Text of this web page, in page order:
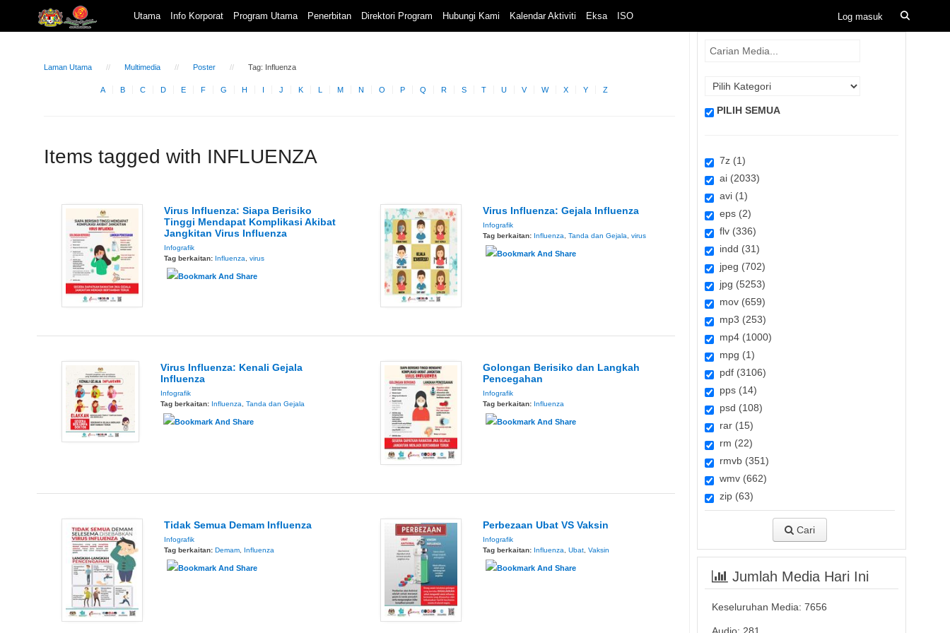
Utama Info Korporat Program Utama Penerbitan Direktori Program Hubungi Kami Kalendar Aktiviti Eksa ISO
Laman Utama Multimedia Poster Tag: Influenza
A B C D E F G H I J K L M N O P Q R S T U V W X Y Z
Items tagged with INFLUENZA
Virus Influenza: Siapa Berisiko
Tinggi Mendapat Komplikasi Akibat
Jangkitan Virus Influenza
Infografik
Tag berkaitan: Influenza virus
Virus Influenza: Gejala Influenza
Infografik
Tag berkaitan: Influenza ,Tanda dan Gejala ,virus
Virus Influenza: Kenali Gejala
Influenza
Infografik
Tag berkaitan: Influenza, Tanda dan Gejala
Golongan Berisiko dan Langkah
Pencegahan
Infografik
Tag berkaitan: Influenza
Tidak Semua Demam Influenza
Infografik
Tag berkaitan: Demam Influenza
Perbezaan Ubat VS Vaksin
Infografik
Tag berkaitan: Influenza ,Ubat ,Vaksin
PILIH SEMUA
7z (1)
ai (2033)
avi (1)
eps (2)
flv (336)
indd (31)
jpeg (702)
jpg (5253)
mov (659)
mp3 (253)
mp4 (1000)
mpg (1)
pdf (3106)
pps (14)
psd (108)
rar (15)
rm (22)
rmvb (351)
wmv (662)
zip (63)
Cari
Jumlah Media Hari Ini
Keseluruhan Media: 7656